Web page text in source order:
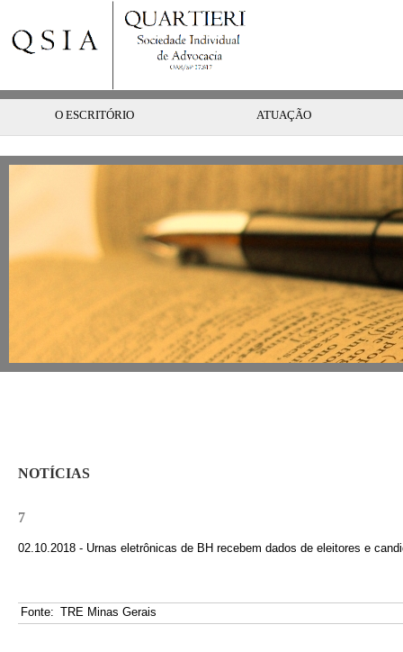
O ESCRITÓRIO ATUAÇÃO
NOTÍCIAS
7
02.10.2018 - Urnas eletrônicas de BH recebem dados de eleitores e
Fonte: TRE Minas Gerais